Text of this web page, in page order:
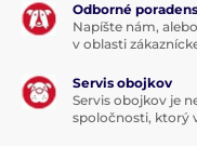
Odborné
Napíšte nám,
v oblasti
Servis obojkov
Servis obojkov je
spoločnosti, ktorý